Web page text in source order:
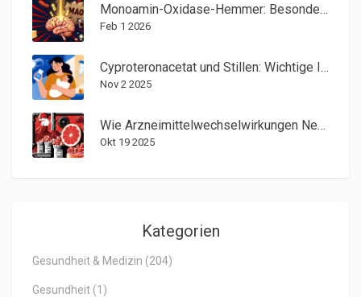
Monoamin-Oxidase-Hemmer: Besondere Nebenwirkungen und Lebensregeln bei Antidepressiva
Feb 1 2026
Cyproteronacetat und Stillen: Wichtige Informationen für Betroffene
Nov 2 2025
Wie Arzneimittelwechselwirkungen Nebenwirkungen verstärken
Okt 19 2025
Kategorien
Gesundheit & Medizin (204)
Gesundheit (1)